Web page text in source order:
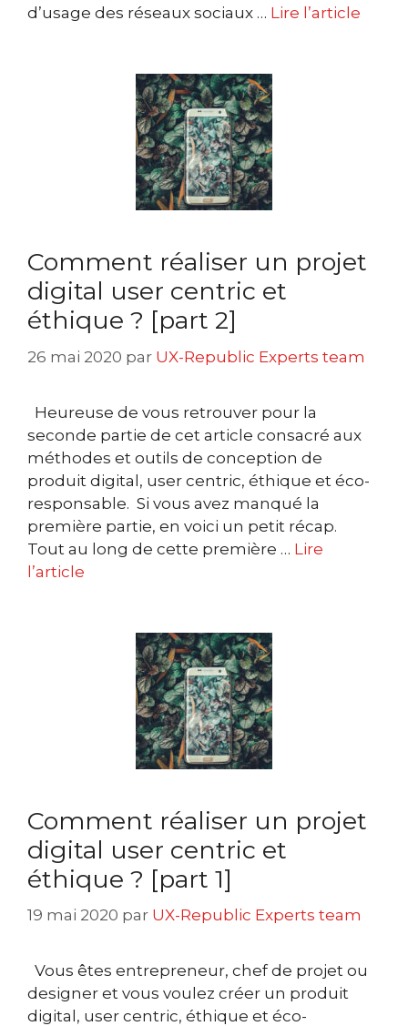
d’usage des réseaux sociaux … Lire l’article
Comment réaliser un projet
digital user centric et
éthique ? [part 2]
26 mai 2020 par UX-Republic Experts team
Heureuse de vous retrouver pour la
seconde partie de cet article consacré aux
méthodes et outils de conception de
produit digital, user centric, éthique et éco-
responsable. Si vous avez manqué la
première partie, en voici un petit récap.
Tout au long de cette première … Lire
l’article
Comment réaliser un projet
digital user centric et
éthique ? [part 1]
19 mai 2020 par UX-Republic Experts team
Vous êtes entrepreneur, chef de projet ou
designer et vous voulez créer un produit
digital, user centric, éthique et éco-